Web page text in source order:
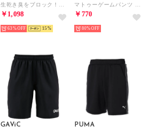
￥1,098
63% 15
￥770
80%
GAViC PUMA